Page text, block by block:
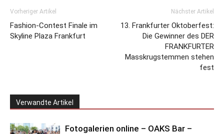
Vorheriger Artikel
Fashion-Contest Finale im
Skyline Plaza Frankfurt
Nächster Artikel
13. Frankfurter Oktoberfest:
Die Gewinner des DER
FRANKFURTER
Masskrugstemmen stehen
fest
Verwandte Artikel
Fotogalerien online – OAKS Bar –